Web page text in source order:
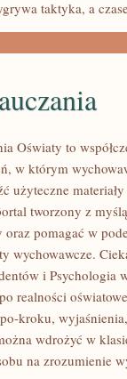
taktyka, a
Oświaty to
w którym
użyteczne
tworzony z
oraz pomagać w
wychowawcze.
i Psychologia
realności
kroku,
wdrożyć w
na zrozumienie